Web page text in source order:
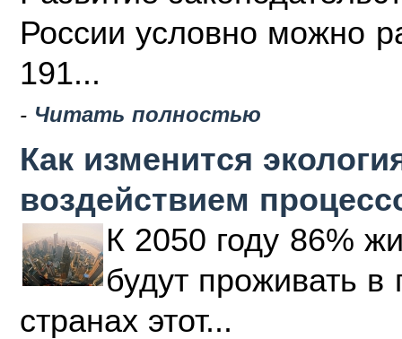
России условно можно
191...
- Читать полностью
Как изменится
воздействием
К 2050 году 86%
будут проживать
странах этот...